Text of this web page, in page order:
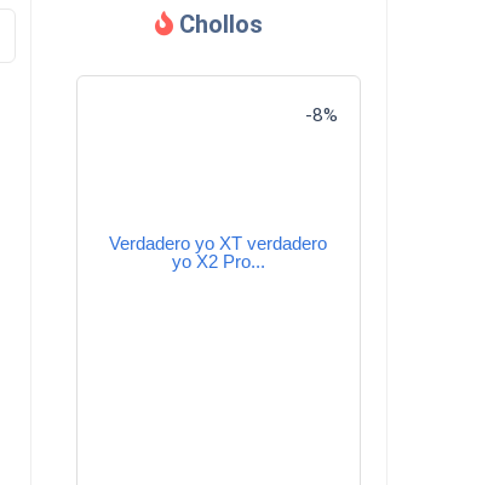
Chollos
Verdadero yo XT verdadero
yo X2 Pro...
-8%
Comparador